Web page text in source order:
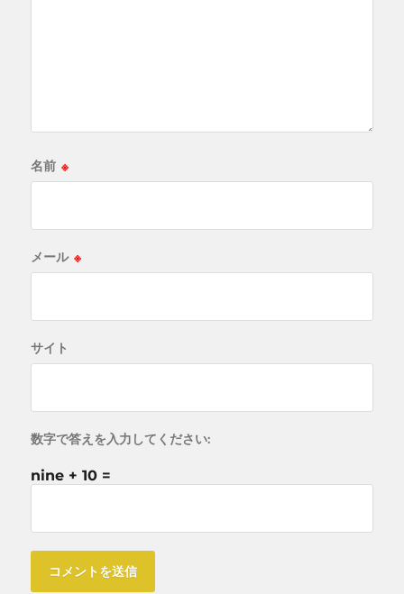
名前 ※
メール ※
サイト
数字で答えを入力してください:
nine + 10 =